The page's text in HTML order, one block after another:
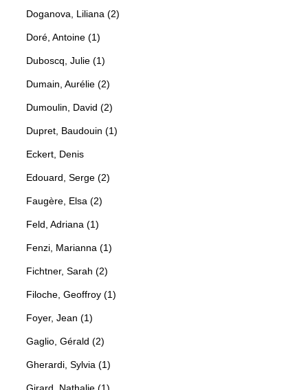
Doganova, Liliana (2)
Doré, Antoine (1)
Duboscq, Julie (1)
Dumain, Aurélie (2)
Dumoulin, David (2)
Dupret, Baudouin (1)
Eckert, Denis
Edouard, Serge (2)
Faugère, Elsa (2)
Feld, Adriana (1)
Fenzi, Marianna (1)
Fichtner, Sarah (2)
Filoche, Geoffroy (1)
Foyer, Jean (1)
Gaglio, Gérald (2)
Gherardi, Sylvia (1)
Girard, Nathalie (1)